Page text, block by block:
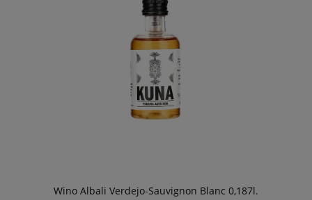
Wino Albali Verdejo-Sauvignon Blanc 0,187l.